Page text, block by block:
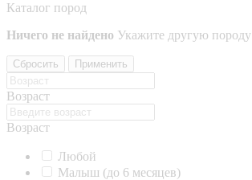
Каталог пород
Ничего не найдено Укажите другую породу
Сбросить Применить
Возраст
Возраст
Любой
Малыш (до 6 месяцев)